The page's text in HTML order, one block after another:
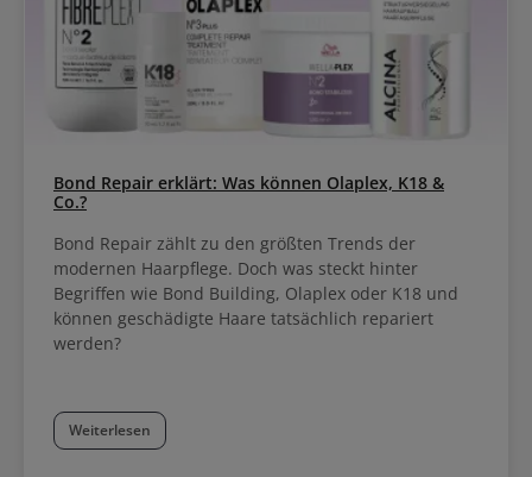
Bond Repair erklärt: Was können Olaplex, K18 &
Co.?
Bond Repair zählt zu den größten Trends der
modernen Haarpflege. Doch was steckt hinter
Begriffen wie Bond Building, Olaplex oder K18 und
können geschädigte Haare tatsächlich repariert
werden?
Weiterlesen